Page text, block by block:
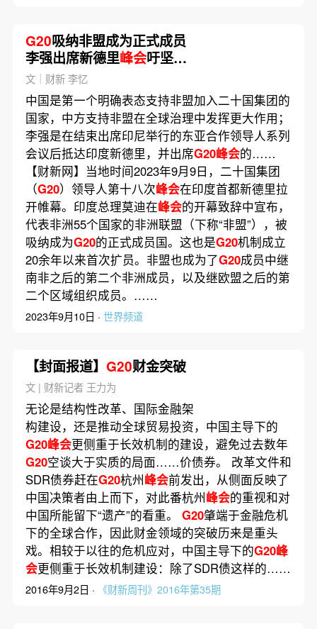
G20吸纳非盟成为正式成员
李强出席新德里峰会吁坚守
团结合作初心
文｜财新 李忆
中国是第一个明确表态支持非盟加入二十国集团的
国家，中方支持非盟在全球治理中发挥更大作用；
李强是在结束出席印尼举行的东亚合作领导人系列
会议后抵达印度新德里，并出席G20峰会的……
【财新网】当地时间2023年9月9日，二十国集团
（G20）领导人第十八次峰会在印度首都新德里拉
开帷幕。印度总理莫迪在峰会的开幕致辞中宣布，
代表非洲55个国家的非洲联盟（下称“非盟”），被
吸纳成为G20的正式成员国。这也是G20机制成立
20余年以来首次扩员。非盟也成为了G20成员中继
南非之后的第二个非洲成员，以及继欧盟之后的第
二个区域组织成员。……
2023年9月10日 · 世界频道
【封面报道】 G20财金突破
文 | 财新记者 王力为
无论是结构性改革、国际金融架
构建设，还是推动全球贸易投资，中国主导下的
G20峰会更侧重于长效机制的建设，避免过去数年
G20空谈大于实质的局面……价债券。 改革文件和
SDR债券赶在G20杭州峰会前发出，从侧面反映了
中国决策者由上而下，对此番杭州峰会的重视和对
中国所能留下“遗产”的看重。 G20肇端于金融危机
下的全球合作，因此财金领域的突破历来是重头
戏。相较于以往的危机应对，中国主导下的G20峰
会更侧重于长效机制建设：除了SDR债这样的……
2016年9月2日 · 《财新周刊》2016年第35期